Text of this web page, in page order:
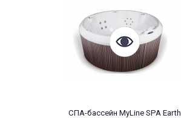
СПА-бассейн MyLine SPA Earth